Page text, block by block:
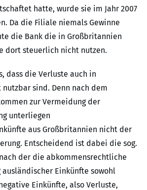
hatte, wurde sie im Jahr 2007
Da die Filiale niemals Gewinne
die Bank die in Großbritannien
dort steuerlich nicht nutzen.
dass die Verluste auch in
sind. Denn nach dem
zur Vermeidung der
unterliegen
aus Großbritannien nicht der
Entscheidend ist dabei die sog.
der die abkommensrechtliche
Einkünfte sowohl
Einkünfte, also Verluste,